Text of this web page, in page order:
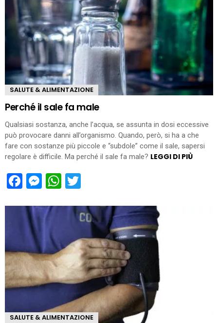
SALUTE & ALIMENTAZIONE
Perché il sale fa male
Qualsiasi sostanza, anche l’acqua, se assunta in dosi eccessive
può provocare danni all’organismo. Quando, però, si ha a che
fare con sostanze più piccole e “subdole” come il sale, sapersi
regolare è difficile. Ma perché il sale fa male? LEGGI DI PIÙ
Facebook
Messenger
WhatsApp
SALUTE & ALIMENTAZIONE